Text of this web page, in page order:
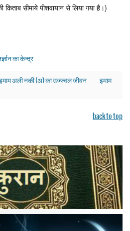
सीमाये पीशवायान से लिया गया है।)
का केन्द्र
अली नकी (अ) का उज्ज्वल जीवन
इमाम
back to top